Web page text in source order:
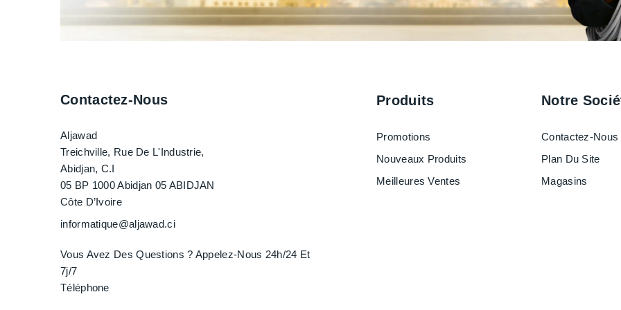
Contactez-Nous
Aljawad
Treichville, Rue De L'Industrie,
Abidjan, C.I
05 BP 1000 Abidjan 05 ABIDJAN
Côte D’Ivoire
informatique@aljawad.ci
Vous Avez Des Questions ? Appelez-Nous 24h/24 Et
7j/7
Téléphone
Produits
Promotions
Nouveaux Produits
Meilleures Ventes
Notre
Contactez-Nous
Plan Du Site
Magasins